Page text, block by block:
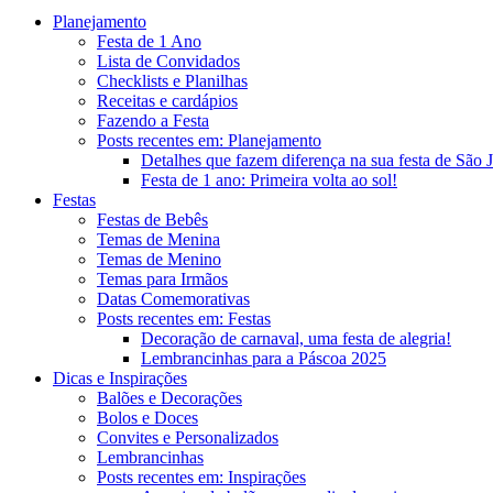
Planejamento
Festa de 1 Ano
Lista de Convidados
Checklists e Planilhas
Receitas e cardápios
Fazendo a Festa
Posts recentes em: Planejamento
Detalhes que fazem diferença na sua festa de São
Festa de 1 ano: Primeira volta ao sol!
Festas
Festas de Bebês
Temas de Menina
Temas de Menino
Temas para Irmãos
Datas Comemorativas
Posts recentes em: Festas
Decoração de carnaval, uma festa de alegria!
Lembrancinhas para a Páscoa 2025
Dicas e Inspirações
Balões e Decorações
Bolos e Doces
Convites e Personalizados
Lembrancinhas
Posts recentes em: Inspirações